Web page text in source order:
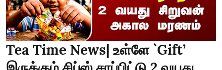
Tea Time News| உள்ளே `Gift’